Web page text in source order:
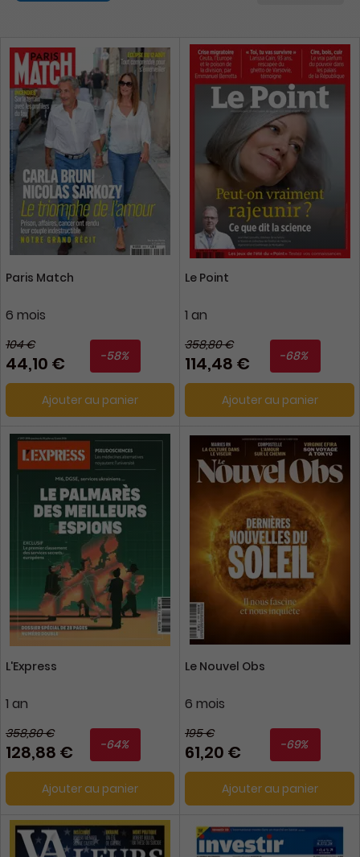
Paris Match
6 mois
104 €
44,10 € -58%
Ajouter au panier
Le Point
1 an
358,80 €
114,48 € -68%
Ajouter au panier
L'Express
1 an
358,80 €
128,88 € -64%
Ajouter au panier
Le Nouvel Obs
6 mois
195 €
61,20 € -69%
Ajouter au panier